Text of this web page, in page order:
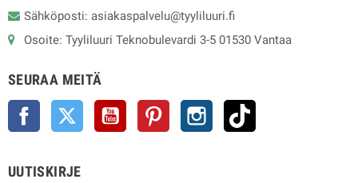
Sähköposti: asiakaspalvelu@tyyliluuri.fi
Osoite: Tyyliluuri Teknobulevardi 3-5 01530 Vantaa
SEURAA MEITÄ
Facebook Twitter YouTube Pinterest Instagram
UUTISKIRJE